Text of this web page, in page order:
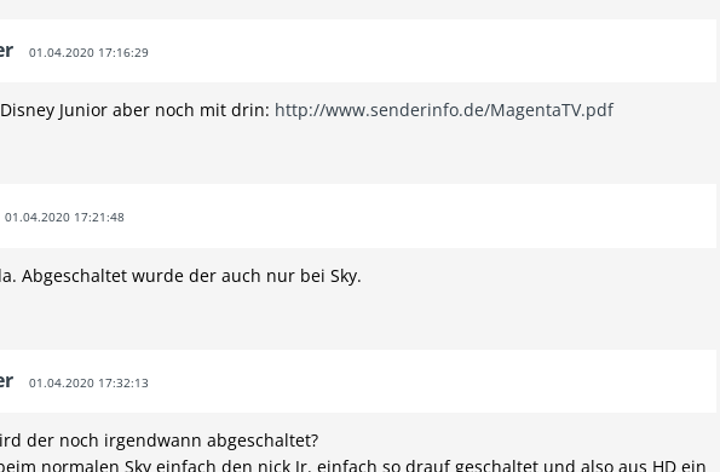
01.04.2020 17:16:29
Junior aber noch mit drin: http://www.senderinfo.de/MagentaTV.pdf
01.04.2020 17:21:48
Abgeschaltet wurde der auch nur bei Sky.
01.04.2020 17:32:13
der noch irgendwann abgeschaltet?
normalen Sky einfach den nick Jr. einfach so drauf geschaltet und also aus HD ein